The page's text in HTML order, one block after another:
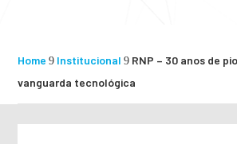
Home 9 Institucional 9 RNP – 30 anos de
vanguarda tecnológica